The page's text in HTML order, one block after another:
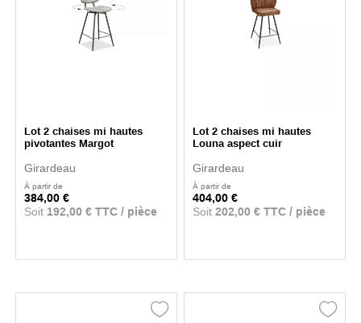
Lot 2 chaises mi hautes
pivotantes Margot
Girardeau
À partir de
384,00 €
Soit 192,00 € TTC / pièce
Lot 2 chaises mi hautes
Louna aspect cuir
Girardeau
À partir de
404,00 €
Soit 202,00 € TTC / pièce